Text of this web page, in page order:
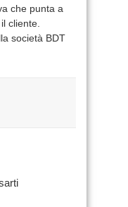
che punta a
cliente.
società BDT